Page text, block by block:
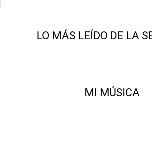
LO MÁS LEÍDO DE LA
MI MÚSICA